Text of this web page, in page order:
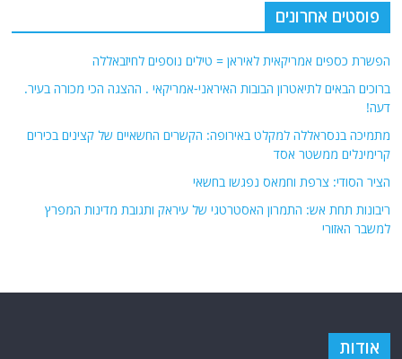
פוסטים אחרונים
הפשרת כספים אמריקאית לאיראן = טילים נוספים לחיזבאללה
ברוכים הבאים לתיאטרון הבובות האיראני-אמריקאי . ההצגה הכי מכורה בעיר.
דעה!
מתמיכה בנסראללה למקלט באירופה: הקשרים החשאיים של קצינים בכירים
קרימינלים ממשטר אסד
הציר הסודי: צרפת וחמאס נפגשו בחשאי
ריבונות תחת אש: התמרון האסטרטגי של עיראק ותגובת מדינות המפרץ
למשבר האזורי
אודות